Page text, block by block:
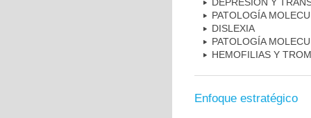
PATOLOGÍA
DISLEXIA
PATOLOGÍA
HEMOFILIAS Y
Enfoque estratégico